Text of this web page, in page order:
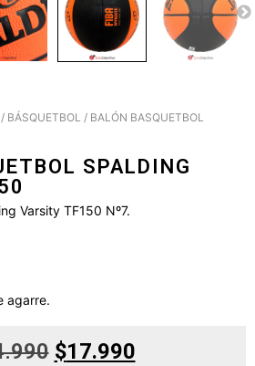
/ BÁSQUETBOL / BALÓN BASQUETBOL
SPALDING
Varsity TF150 Nº7.
agarre.
$17.990